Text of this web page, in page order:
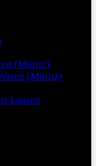
(Müritz)
(Müritz)
Lansen